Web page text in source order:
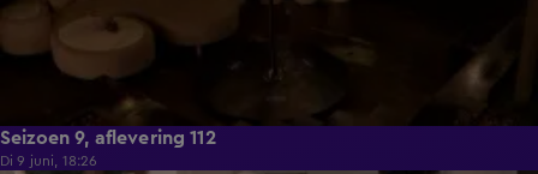
Seizoen 9, aflevering 112
Di 9 juni, 18:26